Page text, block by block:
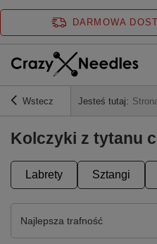
DARMOWA
Wstecz Jesteś tutaj:
Kolczyki z tytanu
Labrety Sztangi
Najlepsza trafność